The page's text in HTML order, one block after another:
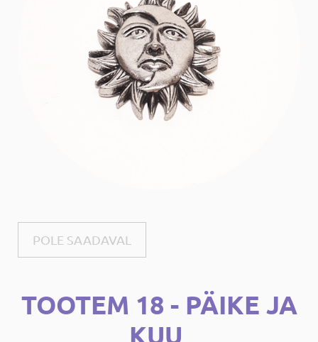
POLE SAADAVAL
TOOTEM 18 - PÄIKE JA
KUU